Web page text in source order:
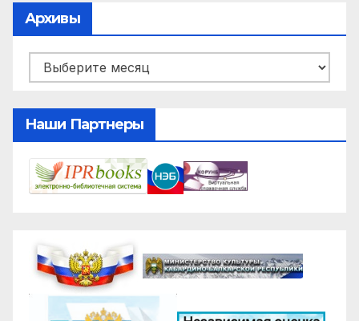
Архивы
Архивы
Наши Партнеры